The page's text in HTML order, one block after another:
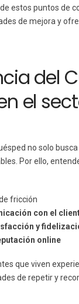
estos puntos de
de mejora y
del
el
no solo busca
Por ello,
fricción
con el
y
online
que viven
de repetir y